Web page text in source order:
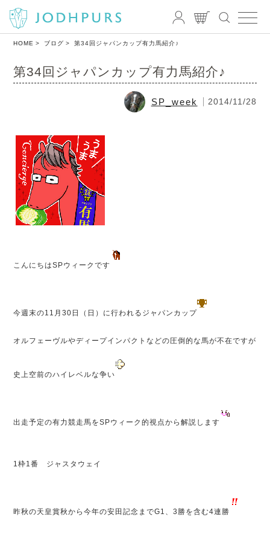
HOME ブログ 第34回ジャパンカップ有力馬紹介♪
第34回ジャパンカップ有力馬紹介♪
SP_week 2014/11/28
こんにちはSPウィークです
今週末の11月30日（日）に行われるジャパンカップ
オルフェーヴルやディープインパクトなどの圧倒的な馬が不在ですが
史上空前のハイレベルな争い
出走予定の有力競走馬をSPウィーク的視点から解説します
1枠1番 ジャスタウェイ
昨秋の天皇賞秋から今年の安田記念までG1、3勝を含む4連勝